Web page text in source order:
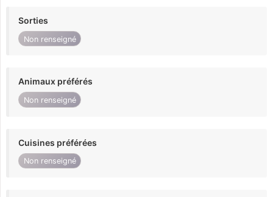
Sorties
Non renseigné
Animaux préférés
Non renseigné
Cuisines préférées
Non renseigné